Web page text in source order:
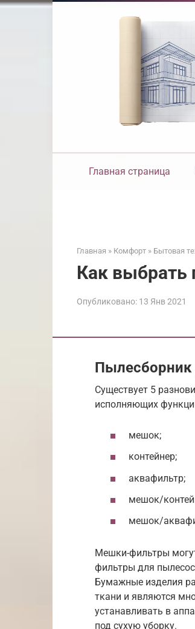
Перейти
Главная страница
Главная » Комфорт » Бытовая
Как выбрать
Опубликовано: 13 Янв 2021
Пылесборник
Существует 5
исполняющих
мешок;
контейнер;
аквафильтр;
мешок/
мешок/
Мешки-фильтры
фильтры для
Бумажные изделия
ткани и являются
устанавливать в
под сухую уборку.